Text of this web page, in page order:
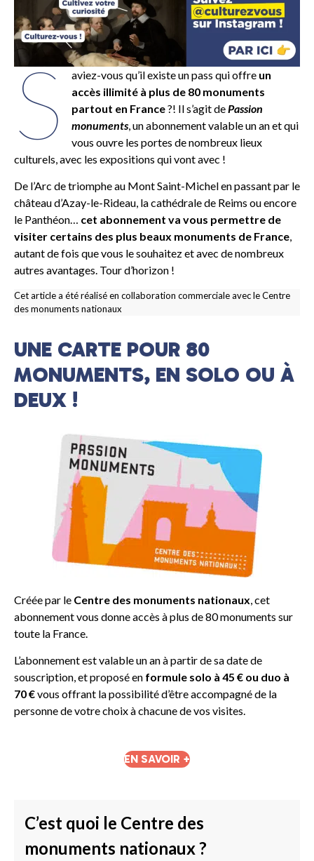
S aviez-vous qu’il existe un pass qui offre un
accès illimité à plus de 80 monuments
partout en France?! Il s’agit dePassion
monuments, un abonnement valable un an et qui
vous ouvre les portes de nombreux lieux
culturels, avec les expositions qui vont avec !
De l’Arc de triomphe au Mont Saint-Michel en passant par le
château d’Azay-le-Rideau, la cathédrale de Reims ou encore
le Panthéon… cet abonnement va vous permettre de
visiter certains des plus beaux monuments de France,
autant de fois que vous le souhaitez et avec de nombreux
autres avantages. Tour d’horizon !
Cet article a été réalisé en collaboration commerciale avec le Centre
des monuments nationaux
UNE CARTE POUR 80
MONUMENTS, EN SOLO OU À
DEUX !
Créée par le Centre des monuments nationaux , cet
abonnement vous donne accès à plus de 80 monuments sur
toute la France.
L’abonnement est valable un an à partir de sa date de
souscription, et proposé en formule solo à 45 € ou duo à
70 €vous offrant la possibilité d’être accompagné de la
personne de votre choix à chacune de vos visites.
EN SAVOIR +
C’est quoi le Centre des
monuments nationaux ?